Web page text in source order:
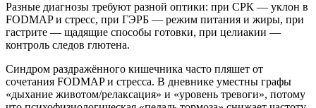
Разные диагнозы требуют разной оптики: при СРК — уклон в
FODMAP и стресс, при ГЭРБ — режим питания и жиры, при
гастрите — щадящие способы готовки, при целиакии —
контроль следов глютена.
Синдром раздражённого кишечника часто пляшет от
сочетания FODMAP и стресса. В дневнике уместны графы
«дыхание животом/релаксация» и «уровень тревоги», потому